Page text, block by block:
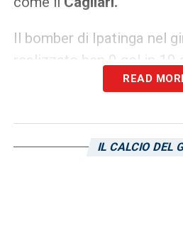
Il bomber di Ipatinga nel
realizzato ben 9 gol in 19
con tre assist. Non solo. Il
realizzati dal Cagliari: la
ha messo a segno solo
READ
IL CALCIO DEL